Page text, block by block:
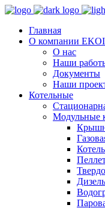
Главная
О компании
О нас
Наши
Документы
Наши
Котельные
Модульные